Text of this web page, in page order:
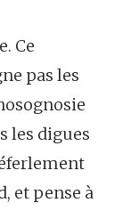
Ce
pas les
les digues
et pense à